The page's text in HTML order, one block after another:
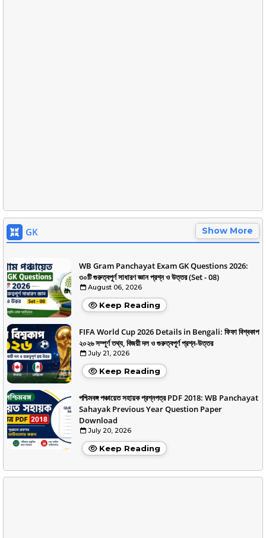
GK Show More
WB Gram Panchayat Exam GK Questions 2026:
৩০টি গুরুত্বপূর্ণ সাধারণ জ্ঞান প্রশ্ন ও উত্তর (Set - 08)
August 06, 2026
Keep Reading
FIFA World Cup 2026 Details in Bengali: ফিফা বিশ্বকাপ
২০২৬ সম্পূর্ণ তথ্য, বিজয়ী দল ও গুরুত্বপূর্ণ প্রশ্ন-উত্তর
July 21, 2026
Keep Reading
পশ্চিমবঙ্গ পঞ্চায়েত সহায়ক প্রশ্নপত্র PDF 2018: WB Panchayat
Sahayak Previous Year Question Paper
Download
July 20, 2026
Keep Reading